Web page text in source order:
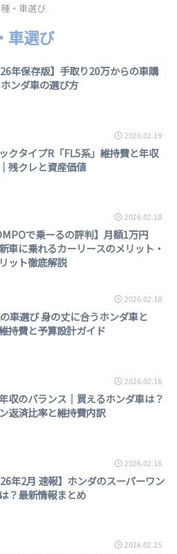
・車選び
車選び
年保存版】手取り20万からの車購
ンダ車の選び方
2026.02.19
クタイプR「FL5系」維持費と年収
残クレと資産価値
2026.02.18
で乗ーるの評判】月額1万円
車に乗れるカーリースのメリット・
ット徹底解説
2026.02.18
車選び 身の丈に合うホンダ車と
持費と予算設計ガイド
2026.02.16
収のバランス｜買えるホンダ車は？
返済比率と維持費内訳
2026.02.16
年2月 速報】ホンダのスーパーワン
？最新情報まとめ
2026.02.15